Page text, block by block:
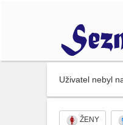
Uživatel nebyl
ŽENY